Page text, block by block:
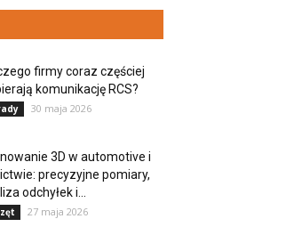
firmy coraz częściej
komunikację RCS?
30 maja 2026
3D w automotive i
precyzyjne pomiary,
odchyłek i...
27 maja 2026